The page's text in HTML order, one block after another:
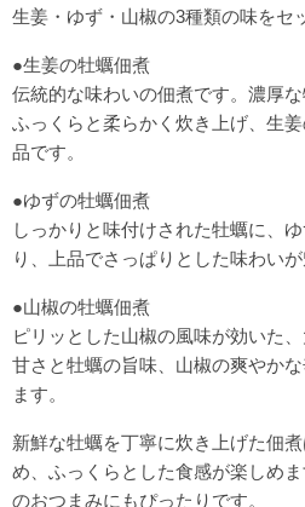
生姜・ゆず・山椒の3種類の味をセ
●生姜の牡蠣佃煮
伝統的な味わいの佃煮です。濃厚な
ふっくらと柔らかく炊き上げ、生
品です。
●ゆずの牡蠣佃煮
しっかりと味付けされた牡蠣に、
り、上品でさっぱりとした味わいが
●山椒の牡蠣佃煮
ピリッとした山椒の風味が効いた
甘さと牡蠣の旨味、山椒の爽やか
ます。
新鮮な牡蠣を丁寧に炊き上げた佃
め、ふっくらとした食感が楽しめ
のおつまみにもぴったりです。